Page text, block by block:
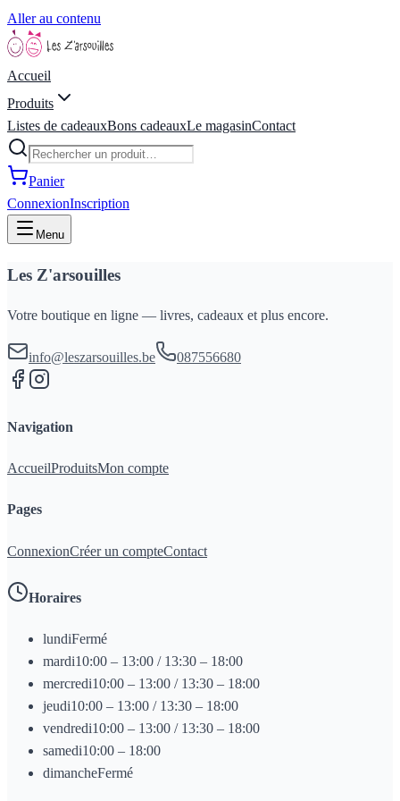
Aller au contenu
Accueil
Produits
Listes de cadeauxBons cadeauxLe magasinContact
Panier
ConnexionInscription
Menu
Les Z'arsouilles
Votre boutique en ligne — livres, cadeaux et plus encore.
info@leszarsouilles.be 087556680
Navigation
AccueilProduitsMon compte
Pages
ConnexionCréer un compteContact
Horaires
lundiFermé
mardi10:00 – 13:00 / 13:30 – 18:00
mercredi10:00 – 13:00 / 13:30 – 18:00
jeudi10:00 – 13:00 / 13:30 – 18:00
vendredi10:00 – 13:00 / 13:30 – 18:00
samedi10:00 – 18:00
dimancheFermé